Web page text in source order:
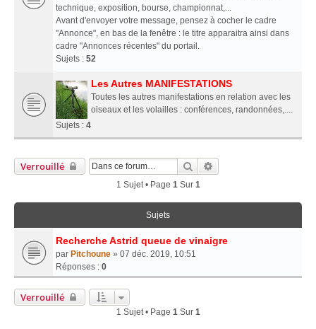
technique, exposition, bourse, championnat,...
Avant d'envoyer votre message, pensez à cocher le cadre
"Annonce", en bas de la fenêtre : le titre apparaitra ainsi dans
cadre "Annonces récentes" du portail.
Sujets : 52
Les Autres MANIFESTATIONS
Toutes les autres manifestations en relation avec les
oiseaux et les volailles : conférences, randonnées,....
Sujets : 4
Verrouillé Rechercher
1 Sujet • Page 1 Sur 1
Sujets
Recherche Astrid queue de vinaigre
par Pitchoune » 07 déc. 2019, 10:51
Réponses : 0
Verrouillé
1 Sujet • Page 1 Sur 1